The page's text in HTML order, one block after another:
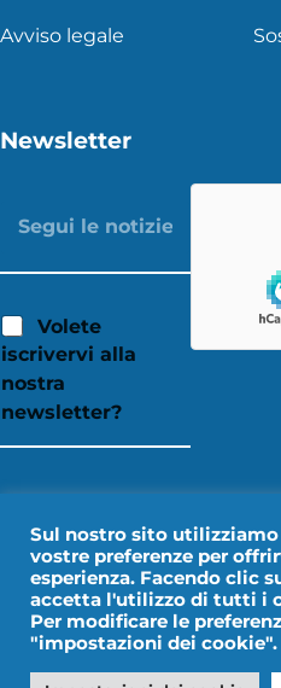
Avviso legale
Newsletter
Volete
iscrivervi alla
nostra
newsletter?
Avviso
Dati
Sul nostro sito
vostre preferenze per
esperienza. Facendo clic
accetta l'utilizzo di tutti i
Per modificare le
"impostazioni dei cookie".